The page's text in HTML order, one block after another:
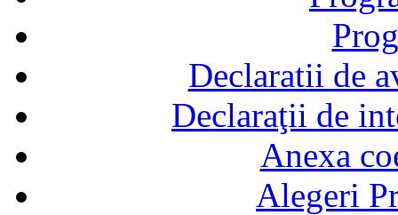
Declaratii de
Declaraţii de
Anexa
Alegeri